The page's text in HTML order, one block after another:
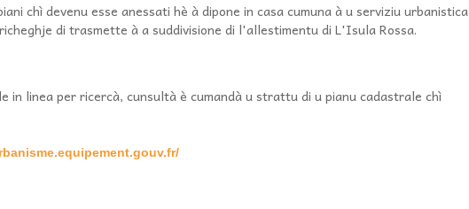
chì devenu esse anessati hè à dipone in casa cumuna à u serviziu urbanistica
di trasmette à a suddivisione di l'allestimentu di L'Isula Rossa.
in linea per ricercà, cunsultà è cumandà u strattu di u pianu cadastrale chì